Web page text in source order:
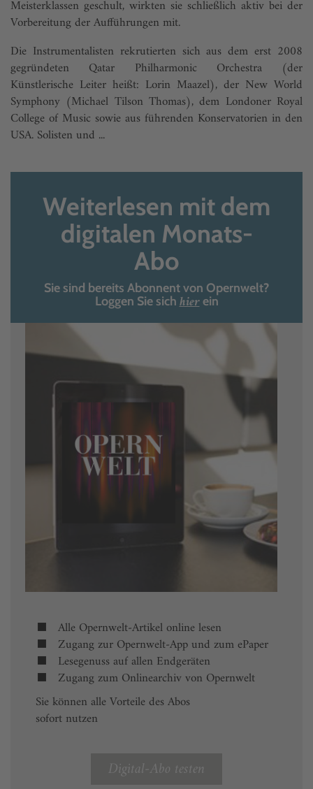
Meisterklassen geschult, wirkten sie schließlich aktiv bei der
Vorbereitung der Aufführungen mit.
Die Instrumentalisten rekrutierten sich aus dem erst 2008
gegründeten Qatar Philharmonic Orchestra (der
Künstlerische Leiter heißt: Lorin Maazel), der New World
Symphony (Michael Tilson Thomas), dem Londoner Royal
College of Music sowie aus führenden Konservatorien in den
USA. Solisten und ...
Weiterlesen mit dem
digitalen Monats-
Abo
Sie sind bereits Abonnent von Opernwelt?
Loggen Sie sich hierein
Alle Opernwelt-Artikel online lesen
Zugang zur Opernwelt-App und zum ePaper
Lesegenuss auf allen Endgeräten
Zugang zum Onlinearchiv von Opernwelt
Sie können alle Vorteile des Abos
sofort nutzen
Digital-Abo testen